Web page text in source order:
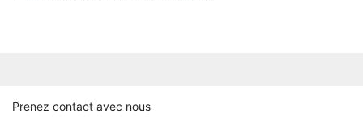
Prenez contact avec nous